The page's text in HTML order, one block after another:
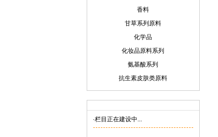
香料
甘草系列原料
化学品
化妆品原料系列
氨基酸系列
抗生素皮肤类原料
·栏目正在建设中...